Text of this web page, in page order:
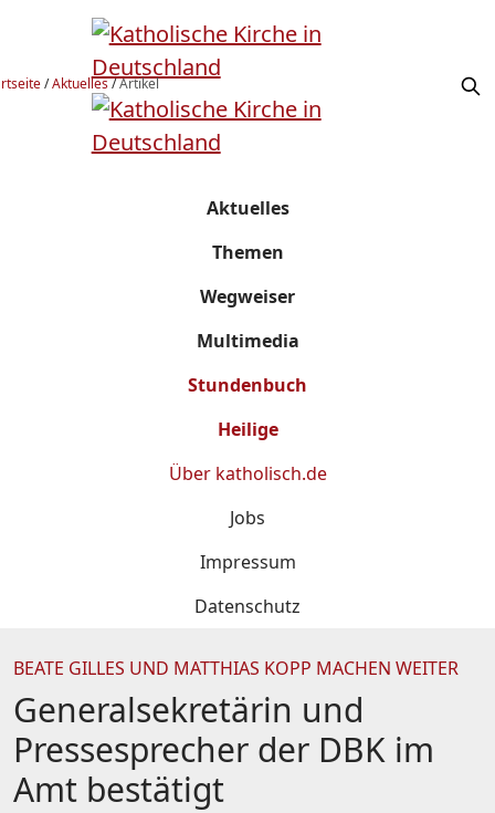
/Aktuelles/Artikel
Aktuelles
Themen
Wegweiser
Multimedia
Stundenbuch
Heilige
Über katholisch.de
Jobs
Impressum
Datenschutz
BEATE GILLES UND MATTHIAS KOPP MACHEN WEITER
Generalsekretärin und
Pressesprecher der DBK im
Amt bestätigt